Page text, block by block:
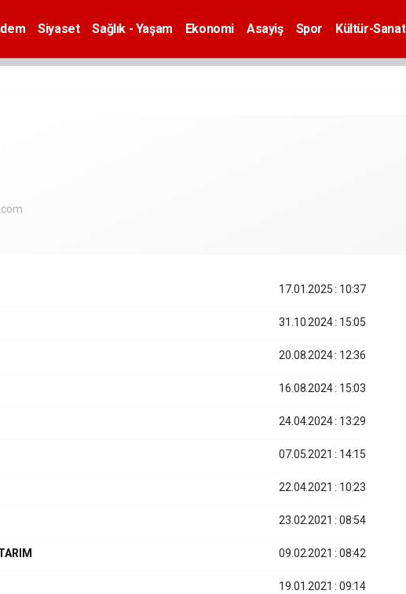
Siyaset Sağlık - Yaşam Ekonomi Asayiş Spor Kültür-Sanat
17.01.2025 : 10:37
31.10.2024 : 15:05
20.08.2024 : 12:36
16.08.2024 : 15:03
24.04.2024 : 13:29
07.05.2021 : 14:15
22.04.2021 : 10:23
23.02.2021 : 08:54
09.02.2021 : 08:42
19.01.2021 : 09:14